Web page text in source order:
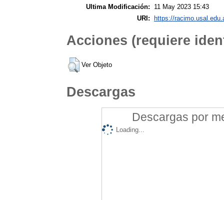
Ultima Modificación:
11 May 2023 15:43
URI:
https://
Acciones (requiere
Ver Objeto
Descargas
Descargas por
Loading...